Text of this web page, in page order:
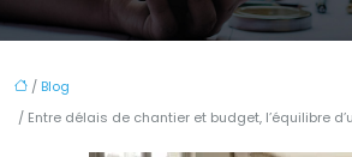
/ Blog
/ Entre délais de chantier et budget, l’équilibre